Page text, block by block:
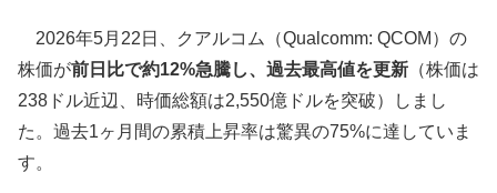
2026年5月22日、クアルコム（Qualcomm: QCOM）の
株価が前日比で約12%急騰し、過去最高値を更新 （株価は
238ドル近辺、時価総額は2,550億ドルを突破）しまし
た。過去1ヶ月間の累積上昇率は驚異の75%に達していま
す。